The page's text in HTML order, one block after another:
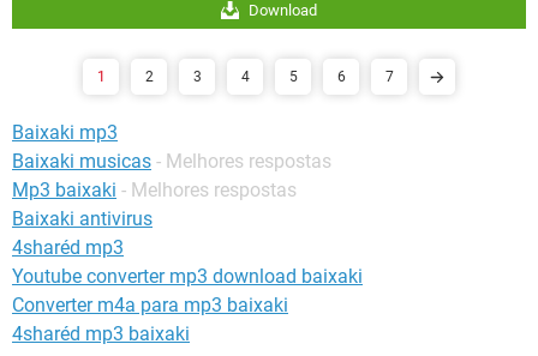
Download
1 2 3 4 5 6 7
Baixaki mp3
Baixaki musicas - Melhores respostas
Mp3 baixaki - Melhores respostas
Baixaki antivirus
4sharéd mp3
Youtube converter mp3 download baixaki
Converter m4a para mp3 baixaki
4sharéd mp3 baixaki